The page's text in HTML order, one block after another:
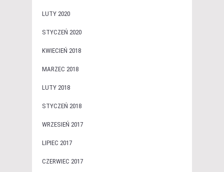
LUTY 2020
STYCZEŃ 2020
KWIECIEŃ 2018
MARZEC 2018
LUTY 2018
STYCZEŃ 2018
WRZESIEŃ 2017
LIPIEC 2017
CZERWIEC 2017